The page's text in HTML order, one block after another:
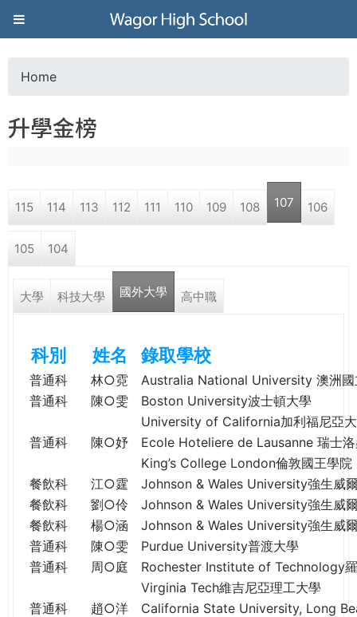
Jump to navigation
葳
格
高
學
o
a
r
e
e
e
Home
升學金榜
115 114 113 112 111 110 109 108 107 106
105 104
大學 科技大學 國外大學 高中職
科別 姓名 錄取學校
普通科 林○霓
Australia National University 澳洲國
普通科
陳○雯
Boston University波士頓大學
University of California加利福尼亞
普通科
陳○妤
Ecole Hoteliere de Lausanne 瑞士
King’s College London倫敦國王學院
餐飲科
江○霆
Johnson & Wales University強生威
餐飲科
劉○伶
Johnson & Wales University強生威
餐飲科
楊○涵
Johnson & Wales University強生威
普通科
陳○雯
Purdue University普渡大學
普通科
周○庭
Rochester Institute of Technology
Virginia Tech維吉尼亞理工大學
普通科
趙○洋
California State University, Long